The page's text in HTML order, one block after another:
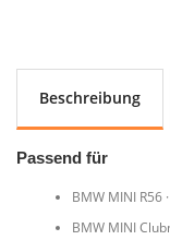
Beschreibung
Passend für
BMW MINI R56
BMW MINI